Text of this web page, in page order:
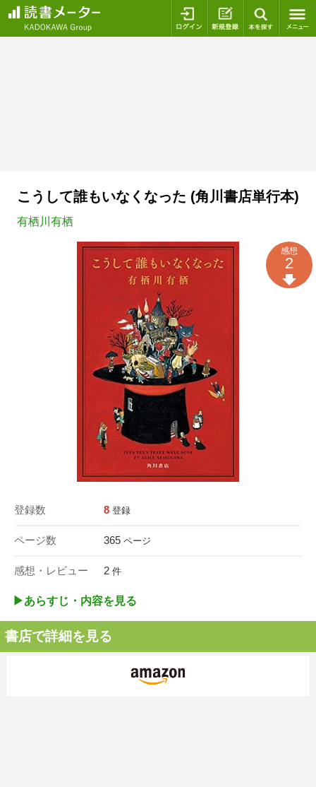
ログイン 新規登録
こうして誰もいなくなった (角川書店単行本)
有栖川有栖
登録数 8 登録
ページ数 365 ページ
感想・レビュー 2 件
感想
2
▶︎あらすじ・内容を見る
書店で詳細を見る